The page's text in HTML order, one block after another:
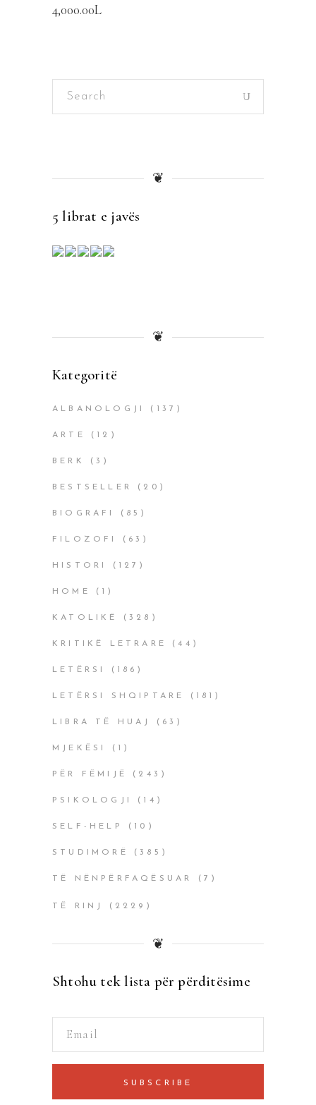
4,000.00L
Search
❦
5 librat e javës
❦
Kategoritë
ALBANOLOGJI (137)
ARTE (12)
BERK (3)
BESTSELLER (20)
BIOGRAFI (85)
FILOZOFI (63)
HISTORI (127)
HOME (1)
KATOLIKË (328)
KRITIKË LETRARE (44)
LETËRSI (186)
LETËRSI SHQIPTARE (181)
LIBRA TË HUAJ (63)
MJEKËSI (1)
PËR FËMIJË (243)
PSIKOLOGJI (14)
SELF-HELP (10)
STUDIMORË (385)
TË NËNPËRFAQËSUAR (7)
TË RINJ (2229)
❦
Shtohu tek lista për përditësime
SUBSCRIBE